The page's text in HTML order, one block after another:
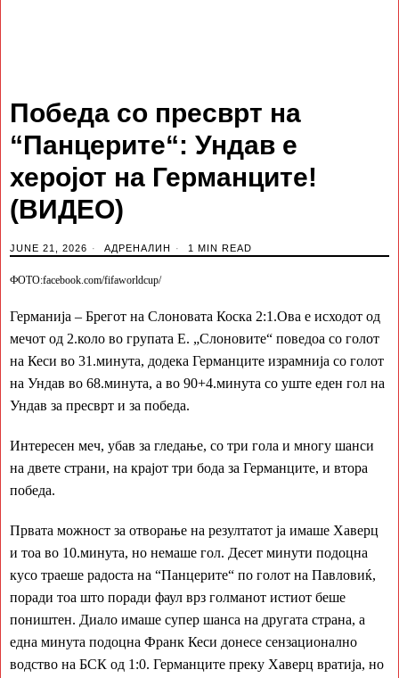
Победа со пресврт на
“Панцерите“: Ундав е
херојот на Германците!
(ВИДЕО)
JUNE 21, 2026 АДРЕНАЛИН 1 MIN READ
ФОТО:facebook.com/fifaworldcup/
Германија – Брегот на Слоновата Коска 2:1.Ова е исходот од
мечот од 2.коло во групата Е. „Слоновите“ поведоа со голот
на Кеси во 31.минута, додека Германците израмнија со голот
на Ундав во 68.минута, а во 90+4.минута со уште еден гол на
Ундав за пресврт и за победа.
Интересен меч, убав за гледање, со три гола и многу шанси
на двете страни, на крајот три бода за Германците, и втора
победа.
Првата можност за отворање на резултатот ја имаше Хаверц
и тоа во 10.минута, но немаше гол. Десет минути подоцна
кусо траеше радоста на “Панцерите“ по голот на Павловиќ,
поради тоа што поради фаул врз голманот истиот беше
поништен. Диало имаше супер шанса на другата страна, а
една минута подоцна Франк Кеси донесе сензационално
водство на БСК од 1:0. Германците преку Хаверц вратија, но